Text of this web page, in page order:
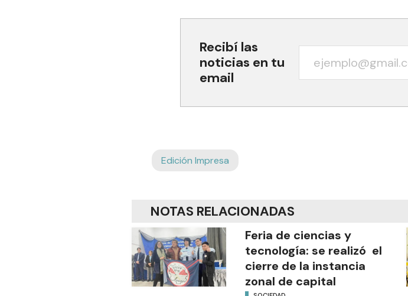
Recibí las
noticias en tu
email
Edición Impresa
NOTAS RELACIONADAS
Feria de ciencias y
tecnología: se realizó el
cierre de la instancia
zonal de capital